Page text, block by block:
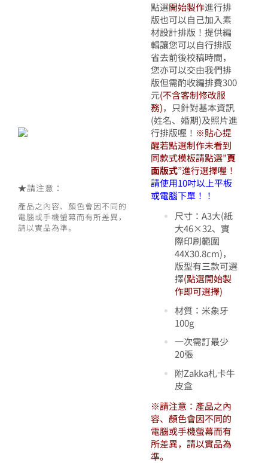
★請注意：
產品之內容、顏色會因不同的
電腦或手機螢幕而有所差異，
請以實品為準。
點選開始製作進行排
版也可以自己加入素
材設計排版！提供編
輯讓您可以自行排版
省去前後校稿時間，
您亦可以交由我們排
版但需酌收編排費300
元(不含客制修改服
務)，只針對基本資訊
(姓名、婚期)及照片進
行排版喔！ ※貼心提
醒若點選制作未看到
同款式模板請點選”頁
面版式”進行選擇喔！
請使用10吋以上平板
或電腦下單！！
尺寸：A3大(紙
大46×32、實
際印刷範圍
44X30.8cm)，
版型有三款可選
擇(點選開始製
作即可選擇)
材質：米象牙
100g
一次需訂最少
20張
附Zakka札卡牛
皮盒
※請注意：產品之內
容、 顏色會因不同的
電腦或手機螢幕而有
所差異，請以實品為
準。